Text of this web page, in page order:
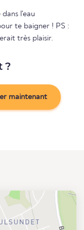
l'eau
te baigner ! PS :
très plaisir.
?
maintenant